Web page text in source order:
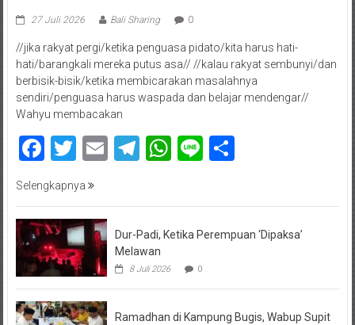
27 Juli 2026 Bali Sharing 0
//jika rakyat pergi/ketika penguasa pidato/kita harus hati-
hati/barangkali mereka putus asa// //kalau rakyat sembunyi/dan
berbisik-bisik/ketika membicarakan masalahnya
sendiri/penguasa harus waspada dan belajar mendengar//
Wahyu membacakan
Facebook
Twitter
EmailTelegram
WhatsApp
LineShare
Selengkapnya
Dur-Padi, Ketika Perempuan ‘Dipaksa’
Melawan
8 Juli 2026 0
Ramadhan di Kampung Bugis, Wabup Supit